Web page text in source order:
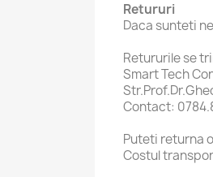
Retururi
Daca sunteti
Retururile se
Smart Tech
Contact:
Puteti returna
Costul